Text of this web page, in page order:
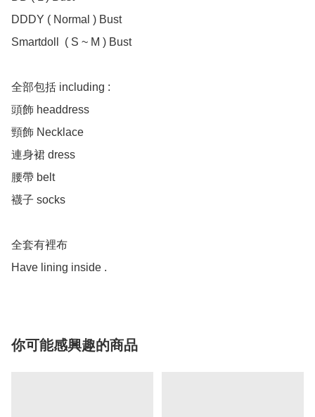
DDDY ( Normal ) Bust
Smartdoll  ( S ~ M ) Bust
全部包括 including :
頭飾 headdress
頸飾 Necklace
連身裙 dress
腰帶 belt
襪子 socks
全套有裡布
Have lining inside .
你可能感興趣的商品